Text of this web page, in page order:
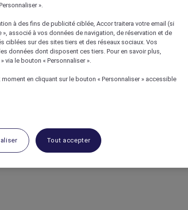
».
à des fins de publicité ciblée, Accor traitera votre email (si
», associé à vos données de navigation, de réservation et de
ciblées sur des sites tiers et des réseaux sociaux. Vos
données dont disposent ces tiers. Pour en savoir plus,
via le bouton « Personnaliser ».
en cliquant sur le bouton « Personnaliser » accessible
Tout accepter